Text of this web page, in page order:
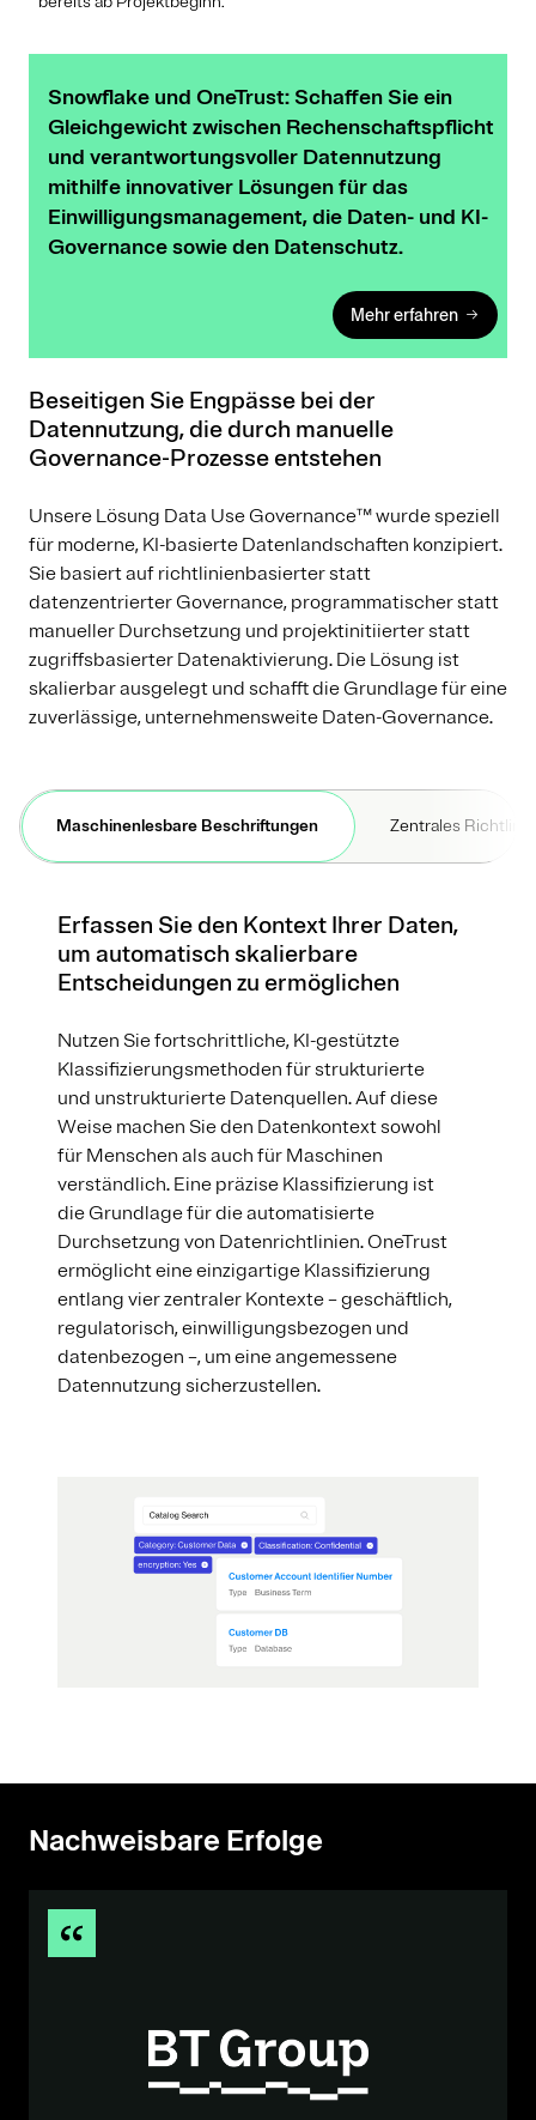
Snowflake und OneTrust: Schaffen Sie ein
Gleichgewicht zwischen Rechenschaftspflicht
und verantwortungsvoller Datennutzung
mithilfe innovativer Lösungen für das
Einwilligungsmanagement, die Daten- und KI-
Governance sowie den Datenschutz.
Mehr erfahren
Beseitigen Sie Engpässe bei der
Datennutzung, die durch manuelle
Governance-Prozesse entstehen
Unsere Lösung Data Use Governance™ wurde speziell
für moderne, KI-basierte Datenlandschaften konzipiert.
Sie basiert auf richtlinienbasierter statt
datenzentrierter Governance, programmatischer statt
manueller Durchsetzung und projektinitiierter statt
zugriffsbasierter Datenaktivierung. Die Lösung ist
skalierbar ausgelegt und schafft die Grundlage für eine
zuverlässige, unternehmensweite Daten-Governance.
Maschinenlesbare Beschriftungen Zentrales
Erfassen Sie den Kontext Ihrer Daten,
um automatisch skalierbare
Entscheidungen zu ermöglichen
Nutzen Sie fortschrittliche, KI-gestützte
Klassifizierungsmethoden für strukturierte
und unstrukturierte Datenquellen. Auf diese
Weise machen Sie den Datenkontext sowohl
für Menschen als auch für Maschinen
verständlich. Eine präzise Klassifizierung ist
die Grundlage für die automatisierte
Durchsetzung von Datenrichtlinien. OneTrust
ermöglicht eine einzigartige Klassifizierung
entlang vier zentraler Kontexte – geschäftlich,
regulatorisch, einwilligungsbezogen und
datenbezogen –, um eine angemessene
Datennutzung sicherzustellen.
Nachweisbare Erfolge